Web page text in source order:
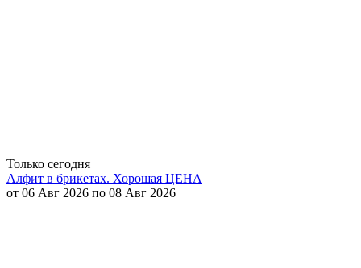
Только сегодня
Алфит в брикетах. Хорошая ЦЕНА
от 06 Авг 2026 по 08 Авг 2026